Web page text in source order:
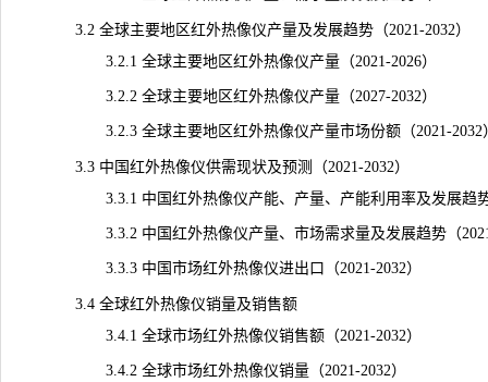
3.2 全球主要地区红外热像仪产量及发展趋势（2021-2032）
3.2.1 全球主要地区红外热像仪产量（2021-2026）
3.2.2 全球主要地区红外热像仪产量（2027-2032）
3.2.3 全球主要地区红外热像仪产量市场份额（2021-2032
3.3 中国红外热像仪供需现状及预测（2021-2032）
3.3.1 中国红外热像仪产能、产量、产能利用率及发展趋势
3.3.2 中国红外热像仪产量、市场需求量及发展趋势（
3.3.3 中国市场红外热像仪进出口（2021-2032）
3.4 全球红外热像仪销量及销售额
3.4.1 全球市场红外热像仪销售额（2021-2032）
3.4.2 全球市场红外热像仪销量（2021-2032）